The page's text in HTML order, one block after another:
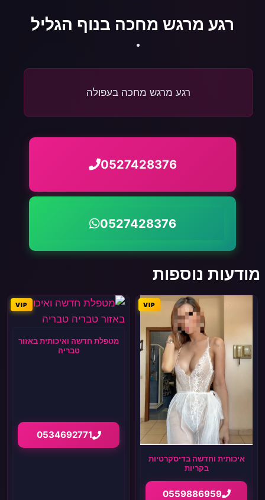
רגע מרגש מחכה בנוף הגליל
רגע מרגש מחכה בעפולה
0527428376
0527428376
מודעות נוספות
VIP
איכותית וחדשה בדיסקרטיות
בקריות
0559886959
VIP
מטפלת חדשה ואיכותית באזור
טבריה
0534692771